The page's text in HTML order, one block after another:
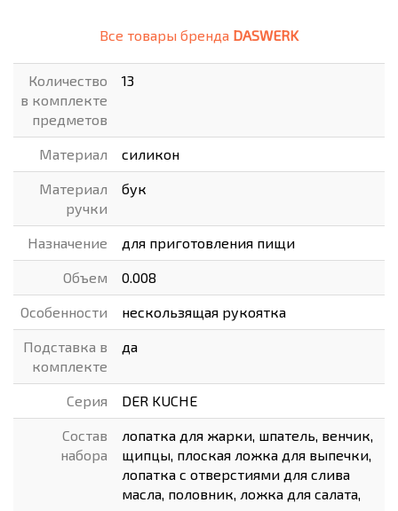
Все товары бренда DASWERK
Количество
в комплекте
предметов
13
Материал силикон
Материал
ручки
бук
Назначение для приготовления пищи
Объем 0.008
Особенности нескользящая рукоятка
Подставка в
комплекте
да
Серия DER KUCHE
Состав
набора
лопатка для жарки, шпатель, венчик,
щипцы, плоская ложка для выпечки,
лопатка с отверстиями для слива
масла, половник, ложка для салата,